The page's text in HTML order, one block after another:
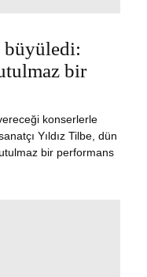
büyüledi:
bir
konserlerle
Yıldız Tilbe, dün
bir performans